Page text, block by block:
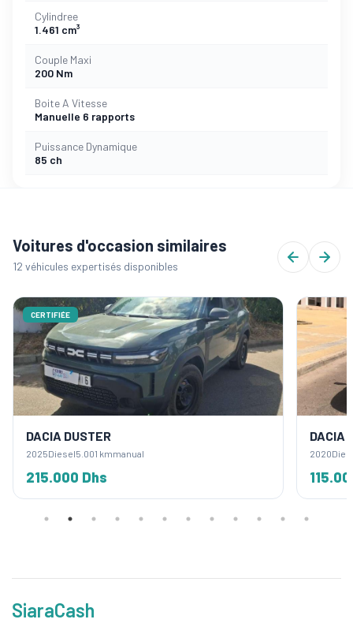
Cylindree
1.461 cm³
Couple Maxi
200 Nm
Boite A Vitesse
Manuelle 6 rapports
Puissance Dynamique
85 ch
Voitures d'occasion similaires
12 véhicules expertisés disponibles
CERTIFIÉE
DACIA DUSTER
2025Diesel5.001 kmmanual
215.000 Dhs
DACIA
2020
SiaraCash